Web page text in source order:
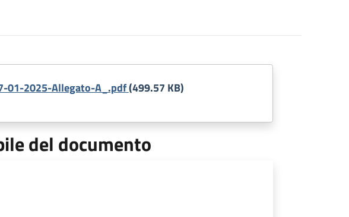
01-2025-Allegato-A_.pdf(499.57 KB)
del documento